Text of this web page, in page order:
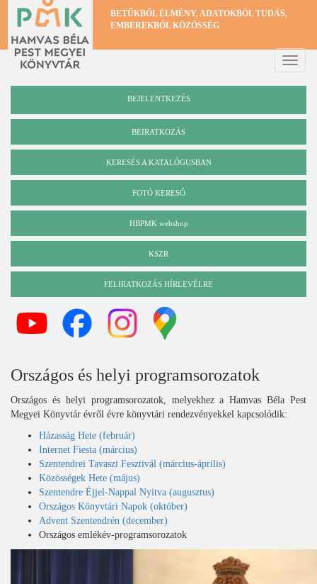
Ugrás
tartalomra
BETŰKBŐL ÉLMÉNY, ADATOKBÓL TUDÁS,
EMBEREKBŐL KÖZÖSSÉG
Toggle
BEJELENTKEZÉS
BEIRATKOZÁS
Katalógus
KERESÉS A KATALÓGUSBAN
FOTÓ KERESŐ
HBPMK webshop
KSZR
FELIRATKOZÁS HÍRLEVÉLRE
Országos és helyi programsorozatok
Országos és helyi programsorozatok, melyekhez a Hamvas Béla Pest
Megyei Könyvtár évről évre könyvtári rendezvényekkel kapcsolódik:
Házasság Hete (február)
Internet Fiesta (március)
Szentendrei Tavaszi Fesztivál (március-április)
Közösségek Hete (május)
Szentendre Éjjel-Nappal Nyitva (augusztus)
Országos Könyvtári Napok (október)
Advent Szentendrén (december)
Országos emlékév-programsorozatok